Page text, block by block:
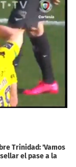
Trinidad: 'Vamos
el pase a la